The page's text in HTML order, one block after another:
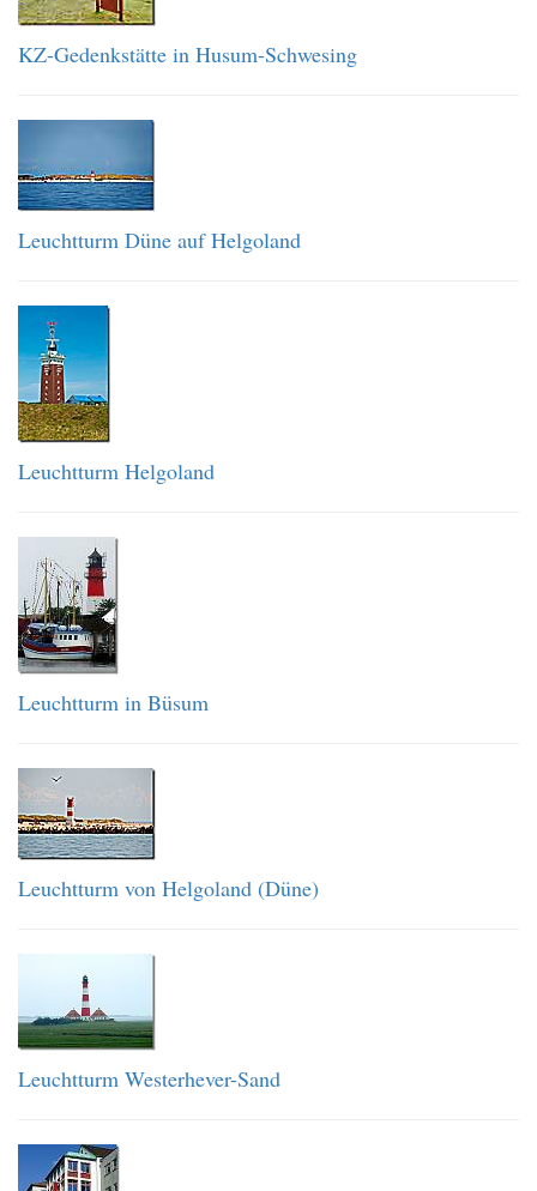
KZ-Gedenkstätte in Husum-Schwesing
Leuchtturm Düne auf Helgoland
Leuchtturm Helgoland
Leuchtturm in Büsum
Leuchtturm von Helgoland (Düne)
Leuchtturm Westerhever-Sand